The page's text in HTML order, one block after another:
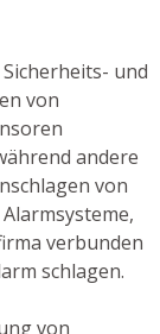
und
von
andere
von
verbunden
schlagen.
von